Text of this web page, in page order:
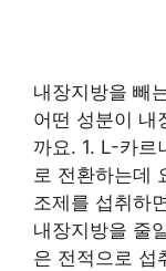
내장지방을 빼
어떤 성분이 내
까요. 1. L-카르
로 전환하는데
조제를 섭취하
내장지방을 줄
은 전적으로 섭